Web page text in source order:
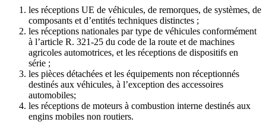
les réceptions UE de véhicules, de remorques, de systèmes, de
composants et d’entités techniques distinctes ;
les réceptions nationales par type de véhicules conformément
à l’article R. 321-25 du code de la route et de machines
agricoles automotrices, et les réceptions de dispositifs en
série ;
les pièces détachées et les équipements non réceptionnés
destinés aux véhicules, à l’exception des accessoires
automobiles;
les réceptions de moteurs à combustion interne destinés aux
engins mobiles non routiers.